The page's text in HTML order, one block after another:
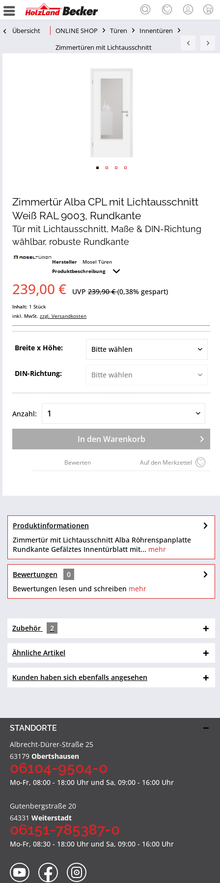
Übersicht ONLINE SHOP Türen
Innentüren
Zimmertüren mit Lichtausschnitt
Zimmertür Alba CPL mit Lichtausschnitt
Weiß RAL 9003, Rundkante
Tür mit Lichtausschnitt, Maße & DIN-Richtung
wählbar, robuste Rundkante
Hersteller
Mosel Türen
Produktbeschreibung
239,00 € UVP 239,90 €(0,38% gespart)
Inhalt: 1 Stück
inkl. MwSt. zzgl. Versandkosten
Breite x Höhe:
DIN-Richtung:
Anzahl:
In den Warenkorb
Auf den Merkzettel
Bewerten
Produktinformationen
Zimmertür mit Lichtausschnitt Alba Röhrenspanplatte
Rundkante Gefälztes Innentürblatt mit... mehr
Bewertungen
0
Bewertungen lesen und schreiben mehr
Zubehör 2
Ähnliche Artikel
Kunden haben sich ebenfalls angesehen
STANDORTE
Albrecht-Dürer-Straße 25
63179 Obertshausen
06104-9504-0
Mo-Fr, 08:00 - 18:00 Uhr und Sa, 09:00 - 16:00 Uhr
Gutenbergstraße 20
64331 Weiterstadt
06151-785387-0
Mo-Fr, 08:30 - 18:00 Uhr und Sa, 09:00 - 16:00 Uhr